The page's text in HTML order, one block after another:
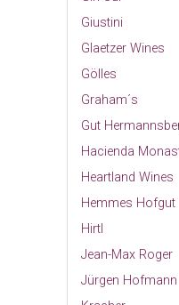
Giustini
Glaetzer Wines
Gölles
Graham´s
Gut
Hacienda
Heartland Wines
Hemmes Hofgut
Hirtl
Jean-Max Roger
Jürgen Hofmann